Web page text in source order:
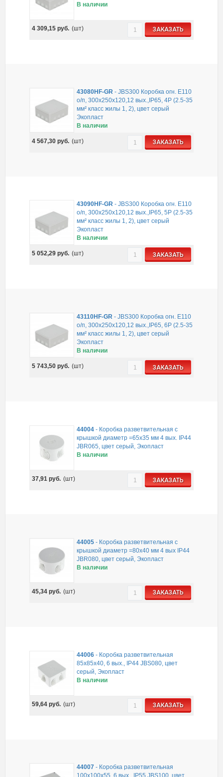
В наличии
4 309,15 руб. (шт) ЗАКАЗАТЬ
43080HF-GR - JBS300 Коробка огн. Е110
о/п, 300х250х120,12 вых.,IP65, 4Р (2.5-35
мм² класс жилы 1, 2), цвет серый
Экопласт
В наличии
4 567,30 руб. (шт) ЗАКАЗАТЬ
43090HF-GR- JBS300 Коробка огн. Е110
о/п, 300х250х120,12 вых.,IP65, 5Р (2.5-35
мм² класс жилы 1, 2), цвет серый
Экопласт
В наличии
5 052,29 руб. (шт) ЗАКАЗАТЬ
43110HF-GR- JBS300 Коробка огн. Е110
о/п, 300х250х120,12 вых.,IP65, 6Р (2.5-35
мм² класс жилы 1, 2), цвет серый
Экопласт
В наличии
5 743,50 руб. (шт) ЗАКАЗАТЬ
44004- Коробка разветвительная с
крышкой диаметр =65х35 мм 4 вых. IP44
JBR065, цвет серый, Экопласт
В наличии
37,91 руб. (шт) ЗАКАЗАТЬ
44005- Коробка разветвительная с
крышкой диаметр =80х40 мм 4 вых IP44
JBR080, цвет серый, Экопласт
В наличии
45,34 руб. (шт) ЗАКАЗАТЬ
44006- Коробка разветвительная
85х85х40, 6 вых., IP44 JBS080, цвет
серый, Экопласт
В наличии
59,64 руб. (шт) ЗАКАЗАТЬ
44007- Коробка разветвительная